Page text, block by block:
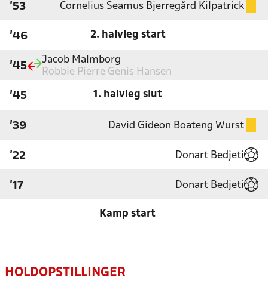
'53 Cornelius Seamus Bjerregård Kilpatrick
'46 2. halvleg start
'45
Jacob Malmborg
Robbie Pierre Genis Hansen
'45 1. halvleg slut
'39 David Gideon Boateng Wurst
'22 Donart Bedjeti
'17 Donart Bedjeti
Kamp start
HOLDOPSTILLINGER